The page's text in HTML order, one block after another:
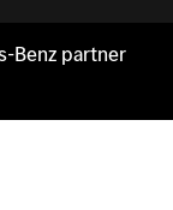
Benz partner